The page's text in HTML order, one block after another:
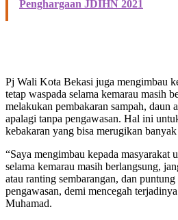
Penghargaan JDIHN 2021
Pj Wali Kota Bekasi juga mengimbau
tetap waspada selama kemarau masih
melakukan pembakaran sampah, daun
apalagi tanpa pengawasan. Hal ini
kebakaran yang bisa merugikan
“Saya mengimbau kepada masyarakat
selama kemarau masih berlangsung,
atau ranting sembarangan, dan
pengawasan, demi mencegah
Muhamad.